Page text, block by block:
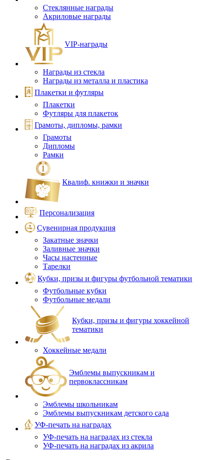
Стеклянные награды
Акриловые награды
VIP‑награды
Награды из стекла
Награды из металла и пластика
Плакетки и футляры
Плакетки
Футляры для плакеток
Грамоты, дипломы, рамки
Грамоты
Дипломы
Рамки
Квалиф. книжки и значки
Персонализация
Сувенирная продукция
Закатные значки
Заливные значки
Часы настенные
Тарелки
Кубки, призы и фигуры футбольной тематики
Футбольные кубки
Футбольные медали
Кубки, призы и фигуры хоккейной
тематики
Хоккейные медали
Эмблемы выпускникам и
первоклассникам
Эмблемы школьникам
Эмблемы выпускникам детского сада
УФ-печать на наградах
УФ‑печать на наградах из стекла
УФ-печать на наградах из акрила